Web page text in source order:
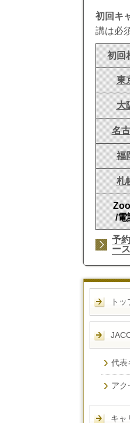
初回キ
講は必
初回
東
大
名
福
札
/電
予
ース
ト
代表
アク
キャ